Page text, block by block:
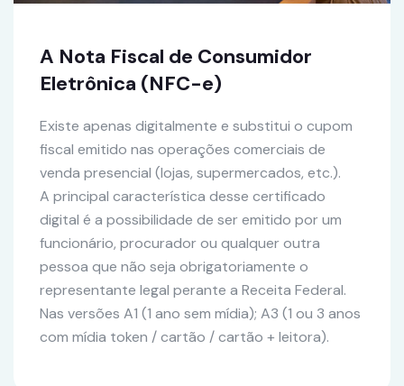
A Nota Fiscal de Consumidor
Eletrônica (NFC-e)
Existe apenas digitalmente e substitui o cupom
fiscal emitido nas operações comerciais de
venda presencial (lojas, supermercados, etc.).
A principal característica desse certificado
digital é a possibilidade de ser emitido por um
funcionário, procurador ou qualquer outra
pessoa que não seja obrigatoriamente o
representante legal perante a Receita Federal.
Nas versões A1 (1 ano sem mídia); A3 (1 ou 3 anos
com mídia token / cartão / cartão + leitora).